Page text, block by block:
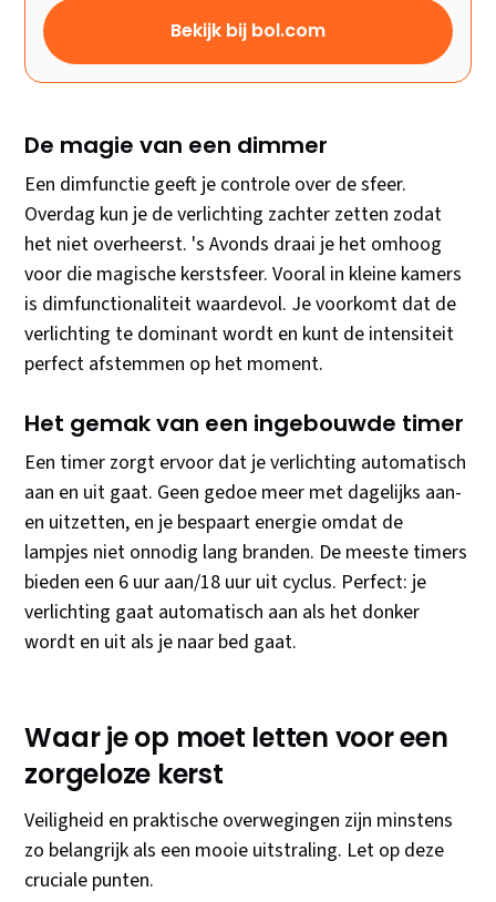
Bekijk bij bol.com
De magie van een dimmer
Een dimfunctie geeft je controle over de sfeer.
Overdag kun je de verlichting zachter zetten zodat
het niet overheerst. 's Avonds draai je het omhoog
voor die magische kerstsfeer. Vooral in kleine kamers
is dimfunctionaliteit waardevol. Je voorkomt dat de
verlichting te dominant wordt en kunt de intensiteit
perfect afstemmen op het moment.
Het gemak van een ingebouwde timer
Een timer zorgt ervoor dat je verlichting automatisch
aan en uit gaat. Geen gedoe meer met dagelijks aan-
en uitzetten, en je bespaart energie omdat de
lampjes niet onnodig lang branden. De meeste timers
bieden een 6 uur aan/18 uur uit cyclus. Perfect: je
verlichting gaat automatisch aan als het donker
wordt en uit als je naar bed gaat.
Waar je op moet letten voor een
zorgeloze kerst
Veiligheid en praktische overwegingen zijn minstens
zo belangrijk als een mooie uitstraling. Let op deze
cruciale punten.